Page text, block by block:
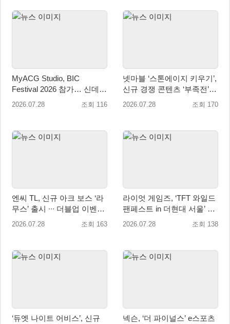
MyACG Studio, BIC
Festival 2026 참가… 신데리
아·항요산기 시연
2026.07.28 조회 116
넷마블 ‘스톤에이지 키우기’,
신규 경쟁 콘텐츠 ‘부족전’
업데이트
2026.07.28 조회 170
엔씨 TL, 신규 아크 보스 ‘라
무스’ 출시 ∙∙∙ 더블업 이벤트
진행
2026.07.28 조회 163
라이엇 게임즈, ‘TFT 와일드
팬페스트 in 더현대 서울’ 방
문 사전 예약 예고
2026.07.28 조회 138
‘듀엣 나이트 어비스’, 신규
넥슨, ‘더 파이널스’ e스포츠